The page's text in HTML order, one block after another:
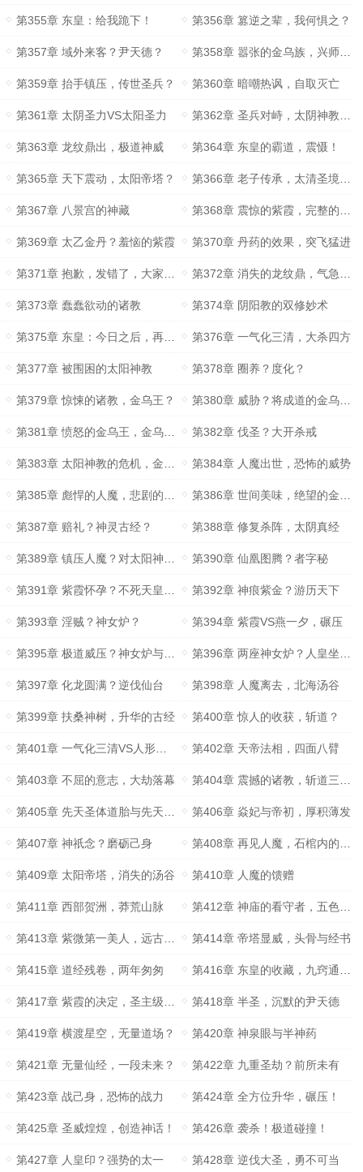
第355章 东皇：给我跪下！ 第356章 篡逆之辈，我何惧之？
第357章 域外来客？尹天德？ 第358章 嚣张的金乌族，兴师问罪？
第359章 抬手镇压，传世圣兵？ 第360章 暗嘲热讽，自取灭亡
第361章 太阴圣力VS太阳圣力 第362章 圣兵对峙，太阴神教的老巢
第363章 龙纹鼎出，极道神威 第364章 东皇的霸道，震慑！
第365章 天下震动，太阳帝塔？ 第366章 老子传承，太清圣境现世
第367章 八景宫的神藏 第368章 震惊的紫霞，完整的道德经
第369章 太乙金丹？羞恼的紫霞 第370章 丹药的效果，突飞猛进
第371章 抱歉，发错了，大家不要订阅 第372章 消失的龙纹鼎，气急败坏？
第373章 蠢蠢欲动的诸教 第374章 阴阳教的双修妙术
第375章 东皇：今日之后，再无金乌族！ 第376章 一气化三清，大杀四方
第377章 被围困的太阳神教 第378章 圈养？度化？
第379章 惊悚的诸教，金乌王？ 第380章 威胁？将成道的金乌准帝？
第381章 愤怒的金乌王，金乌圣人的忌惮 第382章 伐圣？大开杀戒
第383章 太阳神教的危机，金乌大圣？ 第384章 人魔出世，恐怖的威势
第385章 彪悍的人魔，悲剧的金乌大圣 第386章 世间美味，绝望的金乌王
第387章 赔礼？神灵古经？ 第388章 修复杀阵，太阴真经
第389章 镇压人魔？对太阳神教的安排 第390章 仙凰图腾？者字秘
第391章 紫霞怀孕？不死天皇的二世孙们 第392章 神痕紫金？游历天下
第393章 淫贼？神女炉？ 第394章 紫霞VS燕一夕，碾压
第395章 极道威压？神女炉与离火神炉 第396章 两座神女炉？人皇坐关地？
第397章 化龙圆满？逆伐仙台 第398章 人魔离去，北海汤谷
第399章 扶桑神树，升华的古经 第400章 惊人的收获，斩道？
第401章 一气化三清VS人形闪电 第402章 天帝法相，四面八臂
第403章 不屈的意志，大劫落幕 第404章 震撼的诸教，斩道三重天
第405章 先天圣体道胎与先天太阳道胎 第406章 焱妃与帝初，厚积薄发
第407章 神祇念？磨砺己身 第408章 再见人魔，石棺内的人皮
第409章 太阳帝塔，消失的汤谷 第410章 人魔的馈赠
第411章 西部贺洲，莽荒山脉 第412章 神庙的看守者，五色祭坛
第413章 紫微第一美人，远古大圣的洞府？ 第414章 帝塔显威，头骨与经书
第415章 道经残卷，两年匆匆 第416章 东皇的收藏，九窍通灵神液
第417章 紫霞的决定，圣主级的道胎 第418章 半圣，沉默的尹天德
第419章 横渡星空，无量道场？ 第420章 神泉眼与半神药
第421章 无量仙经，一段未来？ 第422章 九重圣劫？前所未有
第423章 战己身，恐怖的战力 第424章 全方位升华，碾压！
第425章 圣威煌煌，创造神话！ 第426章 袭杀！极道碰撞！
第427章 人皇印？强势的太一 第428章 逆伐大圣，勇不可当